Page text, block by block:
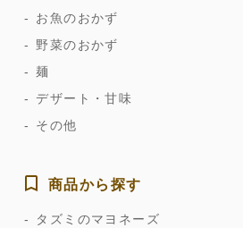
お魚のおかず
野菜のおかず
麺
デザート・甘味
その他
商品から探す
タズミのマヨネーズ